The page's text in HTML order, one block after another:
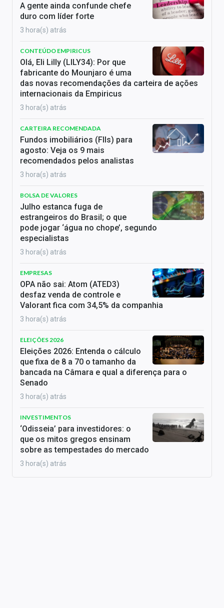
A gente ainda confunde chefe
duro com líder forte
3 hora(s) atrás
CONTEÚDO EMPIRICUS
Olá, Eli Lilly (LILY34): Por que
fabricante do Mounjaro é uma
das novas recomendações da carteira de ações
internacionais da Empiricus
3 hora(s) atrás
CARTEIRA RECOMENDADA
Fundos imobiliários (FIIs) para
agosto: Veja os 9 mais
recomendados pelos analistas
3 hora(s) atrás
BOLSA DE VALORES
Julho estanca fuga de
estrangeiros do Brasil; o que
pode jogar ‘água no chope’, segundo
especialistas
3 hora(s) atrás
EMPRESAS
OPA não sai: Atom (ATED3)
desfaz venda de controle e
Valorant fica com 34,5% da companhia
3 hora(s) atrás
ELEIÇÕES 2026
Eleições 2026: Entenda o cálculo
que fixa de 8 a 70 o tamanho da
bancada na Câmara e qual a diferença para o
Senado
3 hora(s) atrás
INVESTIMENTOS
‘Odisseia’ para investidores: o
que os mitos gregos ensinam
sobre as tempestades do mercado
3 hora(s) atrás